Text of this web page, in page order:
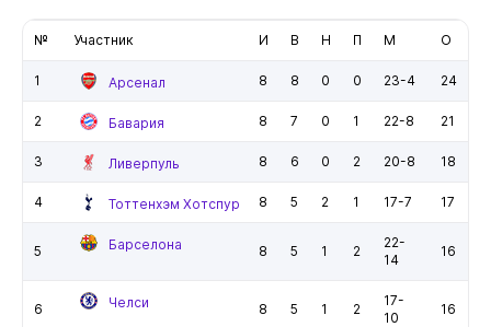
№ Участник И В Н П М О
1 Арсенал 8 8 0 0 23-4 24
2 Бавария 8 7 0 1 22-8 21
3 Ливерпуль 8 6 0 2 20-8 18
4 Тоттенхэм Хотспур 8 5 2 1 17-7 17
5 Барселона 8 5 1 2
22-
14
16
6 Челси 8 5 1 2
17-
10
16